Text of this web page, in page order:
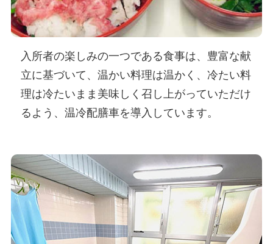
入所者の楽しみの一つである食事は、豊富な献
立に基づいて、温かい料理は温かく、冷たい料
理は冷たいまま美味しく召し上がっていただけ
るよう、温冷配膳車を導入しています。